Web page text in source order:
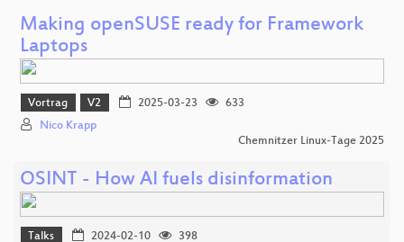
Making openSUSE ready for Framework
Laptops
Vortrag V2 2025-03-23
633
Nico Krapp
Chemnitzer Linux-Tage 2025
OSINT - How AI fuels disinformation
Talks 2024-02-10
398